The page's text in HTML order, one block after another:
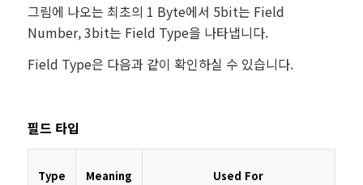
그림에 나오는 최초의 1 Byte에서 5bit는 Field
Number, 3bit는 Field Type을 나타냅니다.
Field Type은 다음과 같이 확인하실 수 있습니다.
필드 타입
Type Meaning Used For